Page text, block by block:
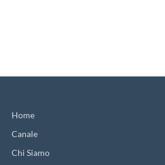
Home
Canale
Chi Siamo